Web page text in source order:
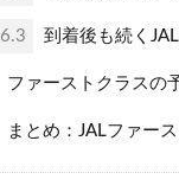
6.3 到着後も続く
ファーストクラスの
まとめ：JALファー